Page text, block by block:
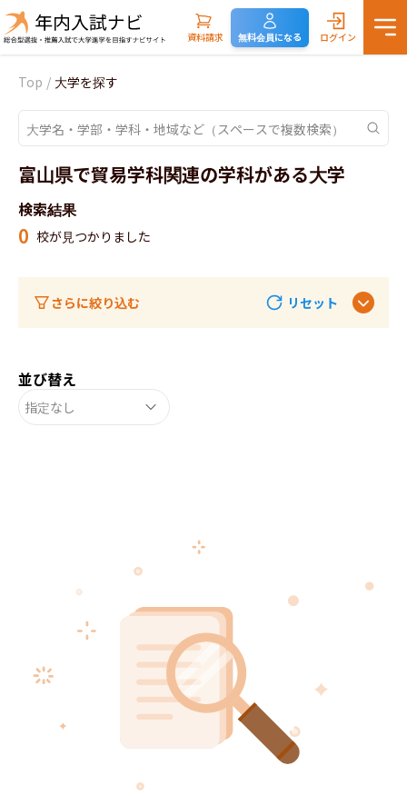
資料請求 無料会員になる ログイン
Top / 大学を探す
富山県で貿易学科関連の学科がある大学
検索結果
0 校が見つかりました
さらに絞り込む リセット
並び替え
指定なし